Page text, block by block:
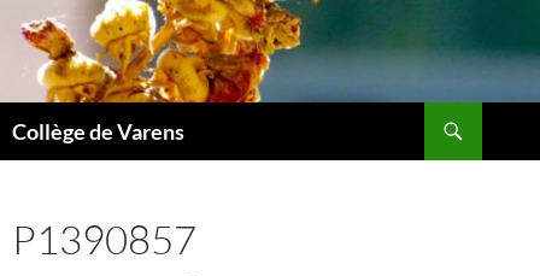
contenu
Collège de Varens
P1390857